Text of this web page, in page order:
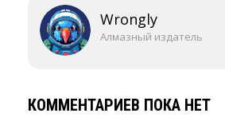
Wrongly
Алмазный издатель
КОММЕНТАРИЕВ ПОКА НЕТ